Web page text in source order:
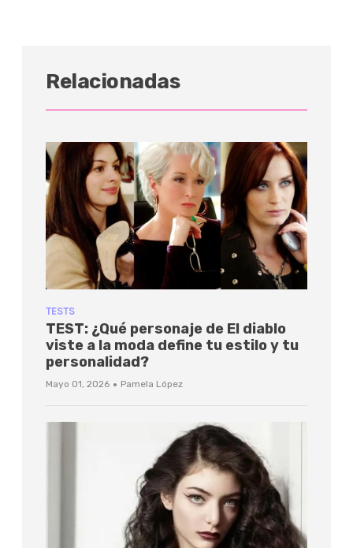
Relacionadas
TESTS
TEST: ¿Qué personaje de El diablo
viste a la moda define tu estilo y tu
personalidad?
Mayo 01, 2026 · Pamela López